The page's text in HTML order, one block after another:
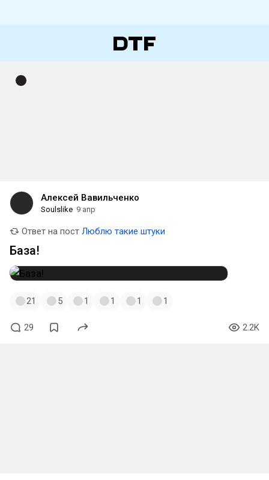
Алексей Вавильченко
Soulslike 9 апр
Ответ на пост Люблю такие штуки
База!
21 5 1 1 1 1
29 2.2K